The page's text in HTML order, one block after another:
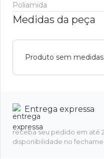
Poliamida
Medidas da peça
Produto sem medidas
Entrega expressa
receba seu pedido em até
disponibilidade no